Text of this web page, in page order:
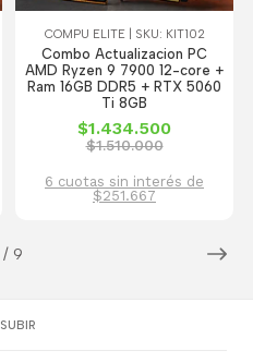
/ 9
COMPU ELITE | SKU: KIT102
Combo Actualizacion PC
AMD Ryzen 9 7900 12-core +
Ram 16GB DDR5 + RTX 5060
Ti 8GB
$1.434.500
$1.510.000
6 cuotas sin interés de
$251.667
SUBIR